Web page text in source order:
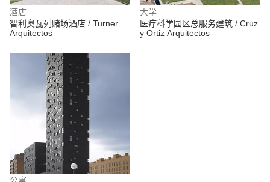
酒店
智利奥瓦列赌场酒店 / Turner
Arquitectos
大学
医疗科学园区总服务建筑 / Cruz
y Ortiz Arquitectos